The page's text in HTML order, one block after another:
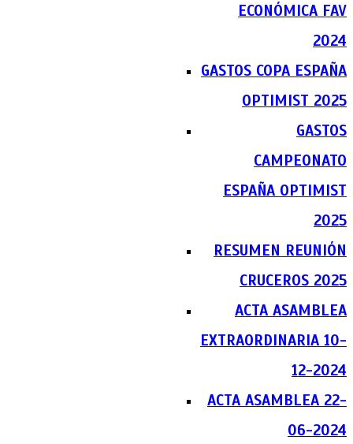
ECONÓMICA FAV
2024
GASTOS COPA ESPAÑA
OPTIMIST 2025
GASTOS
CAMPEONATO
ESPAÑA OPTIMIST
2025
RESUMEN REUNIÓN
CRUCEROS 2025
ACTA ASAMBLEA
EXTRAORDINARIA 10-
12-2024
ACTA ASAMBLEA 22-
06-2024